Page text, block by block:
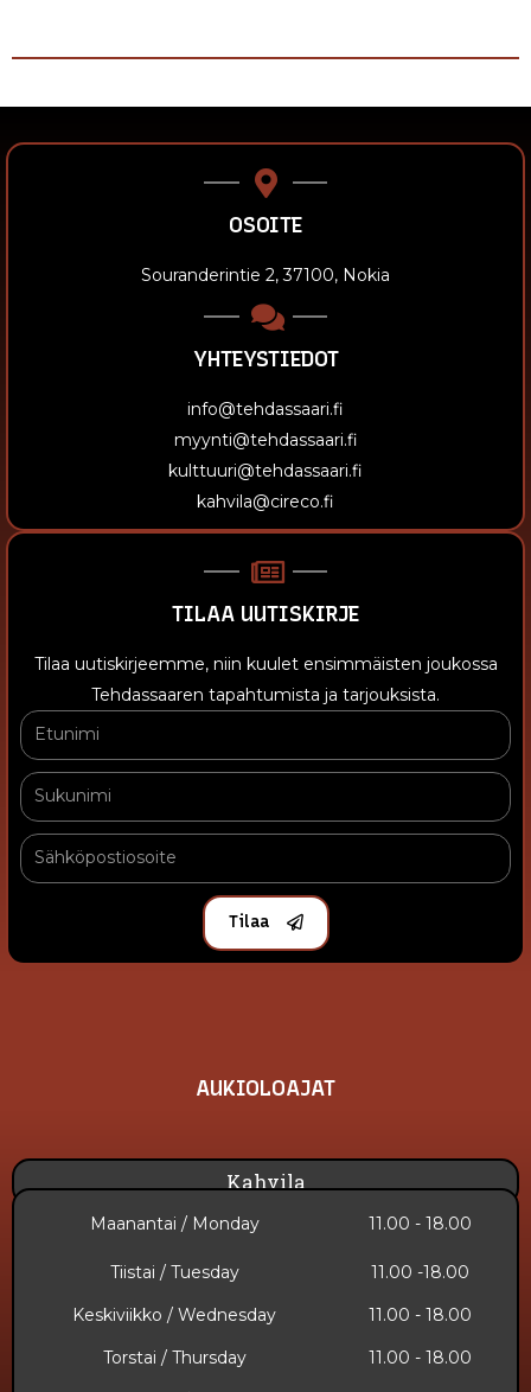
OSOITE
Souranderintie 2, 37100, Nokia
YHTEYSTIEDOT
info@tehdassaari.fi
myynti@tehdassaari.fi
kulttuuri@tehdassaari.fi
kahvila@cireco.fi
TILAA UUTISKIRJE
Tilaa uutiskirjeemme, niin kuulet ensimmäisten joukossa
Tehdassaaren tapahtumista ja tarjouksista.
Tilaa
AUKIOLOAJAT
Kahvila
Maanantai / Monday 11.00 - 18.00
Tiistai / Tuesday
11.00 -18.00
Keskiviikko / Wednesday
11.00 - 18.00
Torstai / Thursday
11.00 - 18.00